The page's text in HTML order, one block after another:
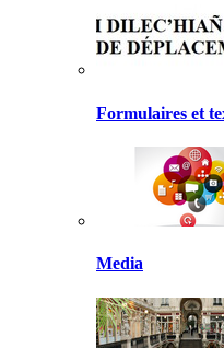
Formulaires et
Media